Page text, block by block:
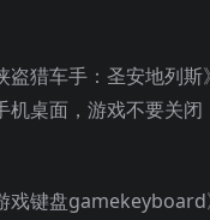
盗猎车手：圣安地列斯
机桌面，游戏不要关闭
戏键盘